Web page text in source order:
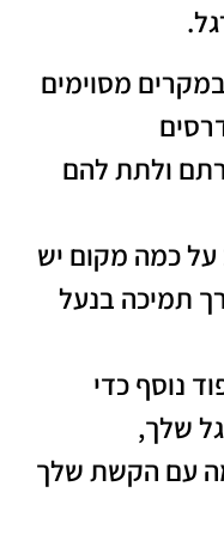
מסוימים
ולתת להם
כמה מקום יש
תמיכה בנעל
נוסף כדי
שלך,
עם הקשת שלך